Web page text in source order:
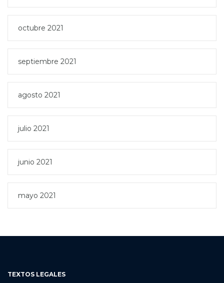
octubre 2021
septiembre 2021
agosto 2021
julio 2021
junio 2021
mayo 2021
TEXTOS LEGALES